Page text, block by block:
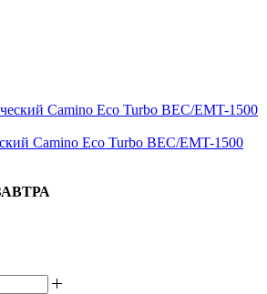
Camino Eco Turbo BEC/EMT-1500